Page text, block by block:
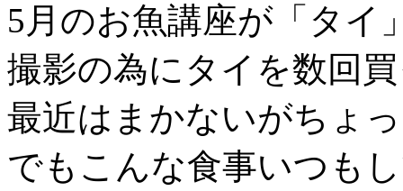
5月のお魚講座が「タイ
撮影の為にタイを数回
最近はまかないがちょ
でもこんな食事いつも